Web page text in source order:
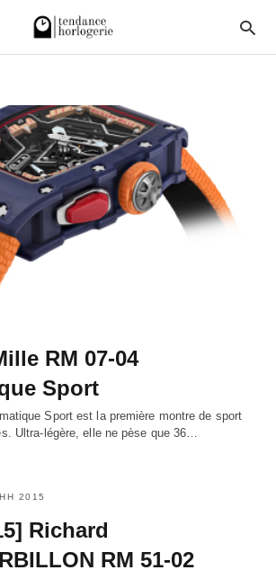
RM 07-04
Sport
Sport est la première montre de sport
Ultra-légère, elle ne pèse que 36…
2015
Richard
RM 51-02